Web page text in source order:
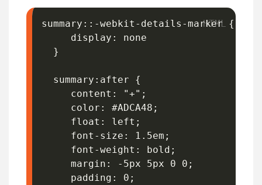
summary::-webkit-details-marker {
     display: none
  }
  summary:after {
     content: "+";
     color: #ADCA48;
     float: left;
     font-size: 1.5em;
     font-weight: bold;
     margin: -5px 5px 0 0;
     padding: 0;